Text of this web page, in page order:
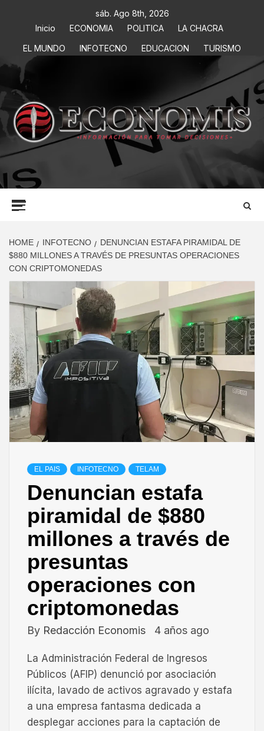
sáb. Ago 8th, 2026
Inicio
ECONOMIA POLITICA
LA CHACRA
EL MUNDO
INFOTECNO EDUCACION TURISMO
ECONOMIS
INFORMACIÓN PARA TOMAR DECISIONES
HOME INFOTECNO
DENUNCIAN ESTAFA PIRAMIDAL DE
$880 MILLONES A TRAVÉS DE PRESUNTAS OPERACIONES
CON CRIPTOMONEDAS
EL PAIS INFOTECNO TELAM
Denuncian estafa
piramidal de $880
millones a través de
presuntas
operaciones con
criptomonedas
By Redacción Economis 4 años ago
La Administración Federal de Ingresos
Públicos (AFIP) denunció por asociación
ilícita, lavado de activos agravado y estafa
a una empresa fantasma dedicada a
desplegar acciones para la captación de